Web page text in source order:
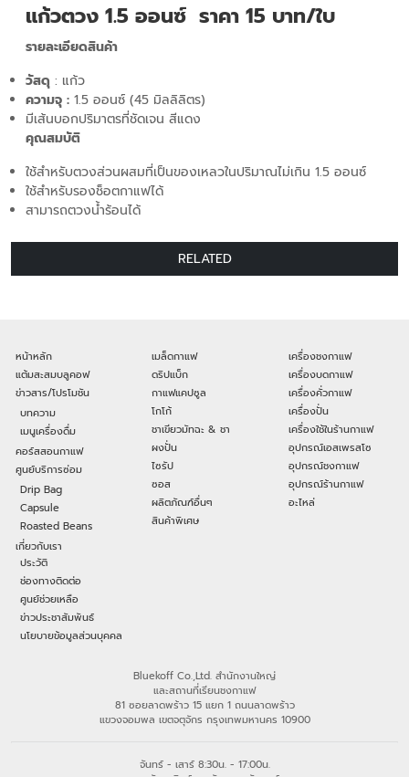
แก้วตวง 1.5 ออนซ์ ราคา 15 บาท/ใบ
รายละเอียดสินค้า
วัสดุ : แก้ว
ความจุ : 1.5 ออนซ์ (45 มิลลิลิตร)
มีเส้นบอกปริมาตรที่ชัดเจน สีแดง
คุณสมบัติ
ใช้สำหรับตวงส่วนผสมที่เป็นของเหลวในปริมาณไม่เกิน 1.5 ออนซ์
ใช้สำหรับรองช็อตกาแฟได้
สามารถตวงน้ำร้อนได้
RELATED
หน้าหลัก
แต้มสะสมบลูคอฟ
ข่าวสาร/โปรโมชัน
บทความ
เมนูเครื่องดื่ม
คอร์สสอนกาแฟ
ศูนย์บริการซ่อม
Drip Bag
Capsule
Roasted Beans
เกี่ยวกับเรา
ประวัติ
ช่องทางติดต่อ
ศูนย์ช่วยเหลือ
ข่าวประชาสัมพันธ์
นโยบายข้อมูลส่วนบุคคล
เมล็ดกาแฟ
ดริปแบ็ก
กาแฟแคปซูล
โกโก้
ชาเขียวมัทฉะ & ชา
ผงปั่น
ไซรัป
ซอส
ผลิตภัณฑ์อื่นๆ
สินค้าพิเศษ
เครื่องชงกาแฟ
เครื่องบดกาแฟ
เครื่องคั่วกาแฟ
เครื่องปั่น
เครื่องใช้ในร้านกาแฟ
อุปกรณ์เอสเพรสโซ
อุปกรณ์ชงกาแฟ
อุปกรณ์ร้านกาแฟ
อะไหล่
Bluekoff Co.,Ltd. สำนักงานใหญ่
และสถานที่เรียนชงกาแฟ
81 ซอยลาดพร้าว 15 แยก 1 ถนนลาดพร้าว
แขวงจอมพล เขตจตุจักร กรุงเทพมหานคร 10900
จันทร์ - เสาร์ 8:30น. - 17:00น.